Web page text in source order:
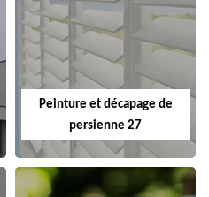
Peinture et décapage de
persienne 27